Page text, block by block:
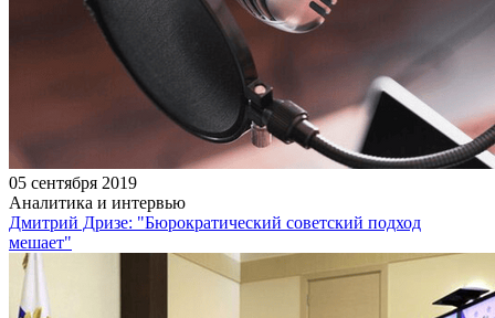
05 сентября 2019
Аналитика и интервью
Дмитрий Дризе: "Бюрократический советский подход
мешает"